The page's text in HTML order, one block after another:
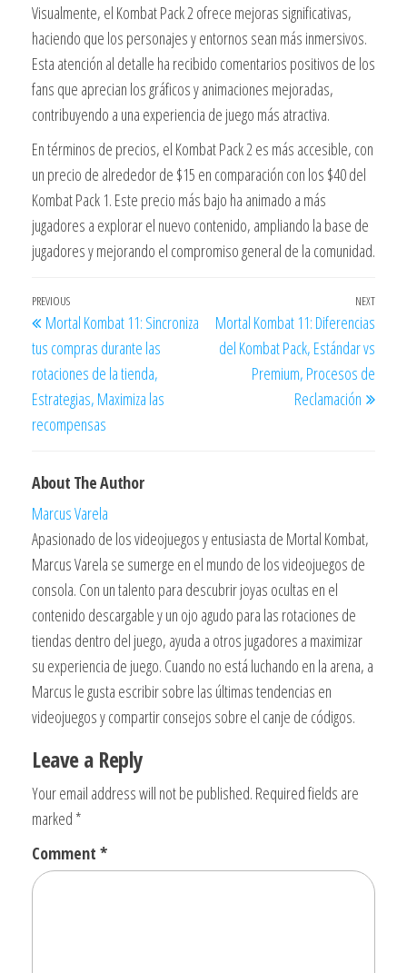
Visualmente, el Kombat Pack 2 ofrece mejoras significativas,
haciendo que los personajes y entornos sean más inmersivos.
Esta atención al detalle ha recibido comentarios positivos de los
fans que aprecian los gráficos y animaciones mejoradas,
contribuyendo a una experiencia de juego más atractiva.
En términos de precios, el Kombat Pack 2 es más accesible, con
un precio de alrededor de $15 en comparación con los $40 del
Kombat Pack 1. Este precio más bajo ha animado a más
jugadores a explorar el nuevo contenido, ampliando la base de
jugadores y mejorando el compromiso general de la comunidad.
Post
navigation
Previous
Post
PREVIOUS
Mortal Kombat 11: Sincroniza
tus compras durante las
rotaciones de la tienda,
Estrategias, Maximiza las
recompensas
Next
NEXT
Mortal Kombat 11: Diferencias
del Kombat Pack, Estándar vs
Premium, Procesos de
Reclamación
About The Author
Marcus Varela
Apasionado de los videojuegos y entusiasta de Mortal Kombat,
Marcus Varela se sumerge en el mundo de los videojuegos de
consola. Con un talento para descubrir joyas ocultas en el
contenido descargable y un ojo agudo para las rotaciones de
tiendas dentro del juego, ayuda a otros jugadores a maximizar
su experiencia de juego. Cuando no está luchando en la arena, a
Marcus le gusta escribir sobre las últimas tendencias en
videojuegos y compartir consejos sobre el canje de códigos.
Leave a Reply
Your email address will not be published. Required fields are
marked *
Comment *